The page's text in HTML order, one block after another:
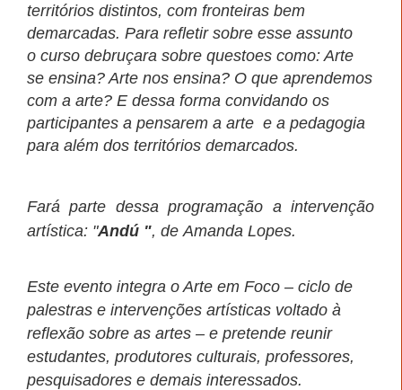
territórios distintos, com fronteiras bem
demarcadas. Para refletir sobre esse assunto
o curso debruçara sobre questoes como: Arte
se ensina? Arte nos ensina? O que aprendemos
com a arte? E dessa forma convidando os
participantes a pensarem a arte e a pedagogia
para além dos territórios demarcados.
Fará parte dessa programação a intervenção
artística: "Andú ", de Amanda Lopes.
Este evento integra o Arte em Foco – ciclo de
palestras e intervenções artísticas voltado à
reflexão sobre as artes – e pretende reunir
estudantes, produtores culturais, professores,
pesquisadores e demais interessados.